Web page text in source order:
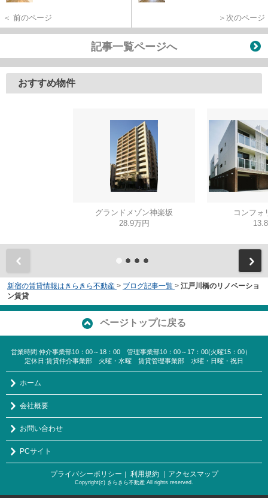
＜ 前のページ ＞次のページ
記事一覧ページへ
おすすめ物件
グランドメゾン神楽坂
28.9万円
コンフォ
新宿の賃貸情報はきらきら不動産 > ブログ記事一覧 > 江戸川橋のリノベーショ
ン賃貸
ページトップに戻る
営業時間:仲介事業部10：00～18：00 管理事業部10：00～17：00(火曜15：00）
定休日:賃貸仲介事業部 火曜・水曜 賃貸管理事業部 水曜・日曜・祝日
ホーム
会社概要
お問い合わせ
PCサイト
プライバシーポリシー 利用規約 ｜アクセスマップ
Copyright(c) きらきら不動産 All rights reserved.